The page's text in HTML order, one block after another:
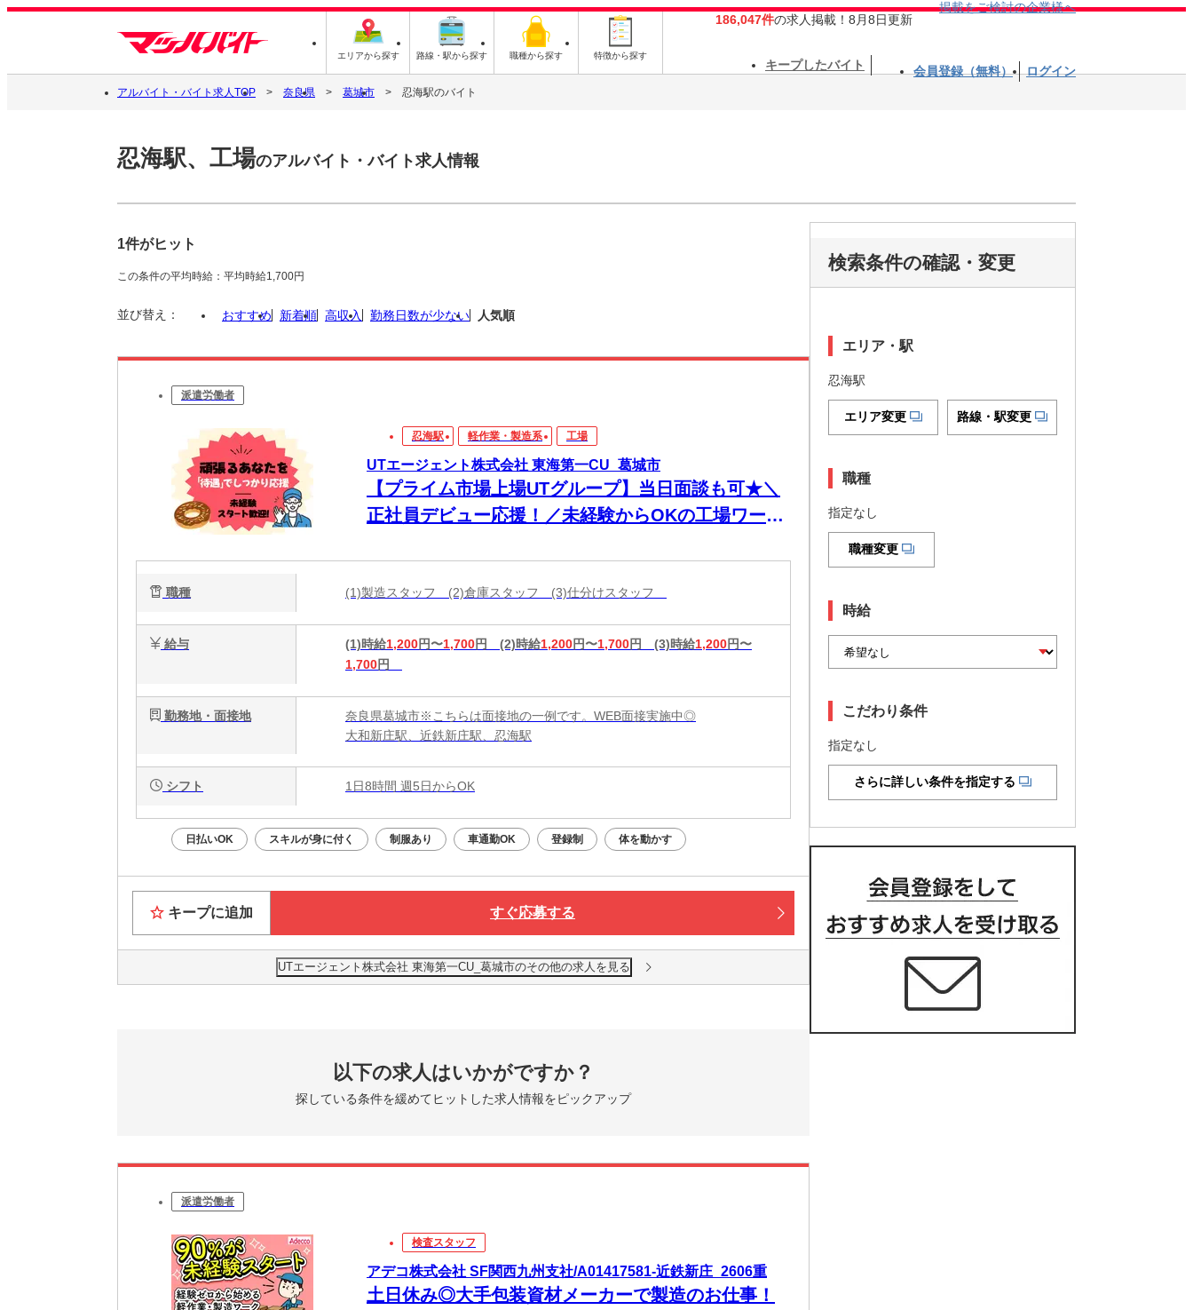
エリアから探す 路線・駅から探す 職種から探す 特徴から探す
186,047件の求人掲載！8月8日更新
掲載をご検討の企業様へ
キープしたバイト 会員登録（無料） ログイン
アルバイト・バイト求人TOP 奈良県 葛城市 忍海駅のバイト
忍海駅、工場のアルバイト・バイト求人情報
1件がヒット
この条件の平均時給：平均時給1,700円
並び替え： おすすめ 新着順 高収入 勤務日数が少ない 人気順
派遣労働者
忍海駅 軽作業・製造系 工場
UTエージェント株式会社 東海第一CU_葛城市
【プライム市場上場UTグループ】当日面談も可★＼
正社員デビュー応援！／未経験からOKの工場ワー
職種 (1)製造スタッフ (2)倉庫スタッフ (3)仕分けスタッフ
給与 (1)時給1,200円〜1,700円 (2)時給1,200円〜1,700円 (3)時給1,200円〜
1,700円
勤務地・面接地
奈良県葛城市※こちらは面接地の一例です。WEB面接実施中◎
大和新庄駅、近鉄新庄駅、忍海駅
シフト 1日8時間 週5日からOK
日払いOK スキルが身に付く 制服あり 車通勤OK 登録制 体を動かす
キープに追加 すぐ応募する
UTエージェント株式会社 東海第一CU_葛城市のその他の求人を見る
以下の求人はいかがですか？
探している条件を緩めてヒットした求人情報をピックアップ
派遣労働者
検査スタッフ
アデコ株式会社 SF関西九州支社/A01417581-近鉄新庄_2606重
土日休み◎大手包装資材メーカーで製造のお仕事！
検索条件の確認・変更
エリア・駅
忍海駅
エリア変更 路線・駅変更
職種
指定なし
職種変更
時給
こだわり条件
指定なし
さらに詳しい条件を指定する